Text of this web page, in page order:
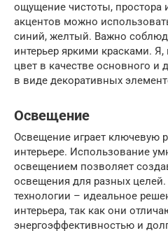
ощущение чистоты, простора
акцентов можно
синий, желтый. Важно
интерьер яркими красками.
цвет в качестве основного и
в виде декоративных
Освещение
Освещение играет ключевую
интерьере. Использование
освещением позволяет
освещения для разных
технологии – идеальное
интерьера, так как они
энергоэффективностью и